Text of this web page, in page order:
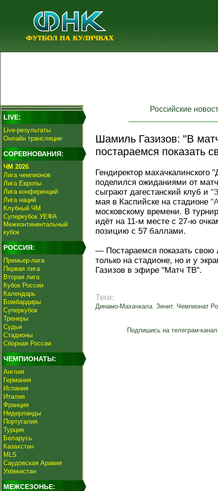
LIVE:
Live-результаты
Онлайн трансляции
СОРЕВНОВАНИЯ:
ЧМ 2026
Лига чемпионов
Лига Европы
Лига конференций
Лига наций
Клубный ЧМ
Суперкубок УЕФА
Межконтинентальный
кубок
РОССИЯ:
Премьер-лига
Первая лига
Вторая лига
Кубок России
Календарь
Бомбардиры
Суперкубок
Тренеры
Судьи
Стадионы
Сборная России
ЧЕМПИОНАТЫ:
Англия
Германия
Испания
Италия
Франция
Нидерланды
Португалия
Турция
Беларусь
Казахстан
MLS
Саудовская Аравия
Узбекистан
МЕЖСЕЗОНЬЕ:
Российские
Шамиль Газизов: "В
постараемся показать
Гендиректор
поделился ожиданиями от
сыграют дагестанский клуб и
мая в Каспийске на стадионе
московскому времени. В
идёт на 11-м месте с 27-ю
позицию с 57 баллами.
— Постараемся показать
только на стадионе, но и у
Газизов в эфире "Матч ТВ".
Теги:
Динамо-Махачкала, Зенит, Чемпионат
Подпишись на телеграм-